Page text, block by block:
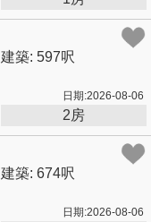
建築: 597呎
日期:2026-08-06
2房
建築: 674呎
日期:2026-08-06